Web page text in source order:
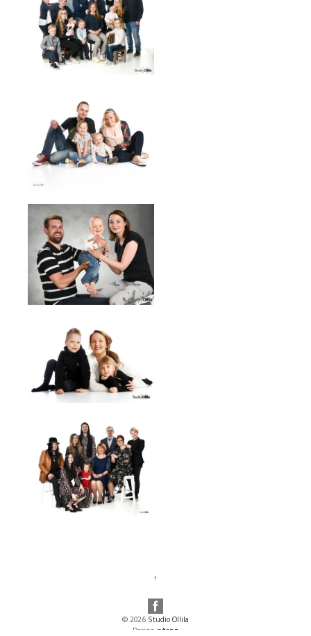
↑
© 2026 Studio Ollila
Design: ntrnz